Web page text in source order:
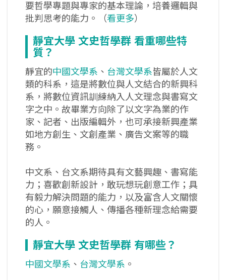
要哲學專題與專家的基本理論，培養邏輯與
批判思考的能力。（看更多）
靜宜大學 文史哲學群 看重哪些特
質？
靜宜的中國文學系 、 台灣文學系皆屬於人文
類的科系，這是將數位與人文結合的新興科
系，將數位資訊訓練納入人文理念與書寫文
字之中。故畢業方向除了以文字為業的作
家、記者、出版編輯外，也可承接新興產業
如地方創生、文創產業、廣告文案等的職
務。
中文系、台文系期待具有文藝興趣、書寫能
力；喜歡創新設計，敢玩想玩創意工作；具
有毅力解決問題的能力，以及富含人文關懷
的心，願意接觸人、傳播各種新理念給需要
的人。
靜宜大學 文史哲學群 有哪些？
中國文學系 、 台灣文學系 。